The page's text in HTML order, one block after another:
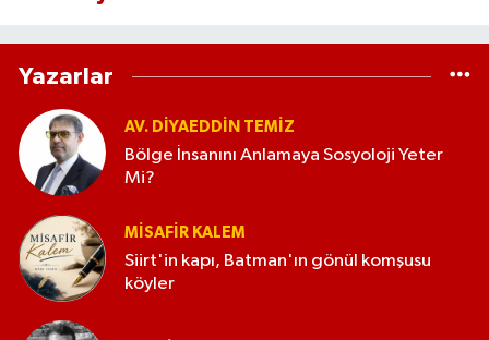
Yazarlar
AV. DIYAEDDIN TEMIZ
Bölge İnsanını Anlamaya Sosyoloji Yeter
Mi?
MISAFIR KALEM
Siirt'in kapı, Batman'ın gönül komşusu
köyler